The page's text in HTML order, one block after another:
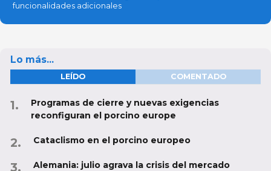
funcionalidades adicionales
Lo más...
LEÍDO COMENTADO
Programas de cierre y nuevas exigencias
reconfiguran el porcino europe
Cataclismo en el porcino europeo
Alemania: julio agrava la crisis del mercado